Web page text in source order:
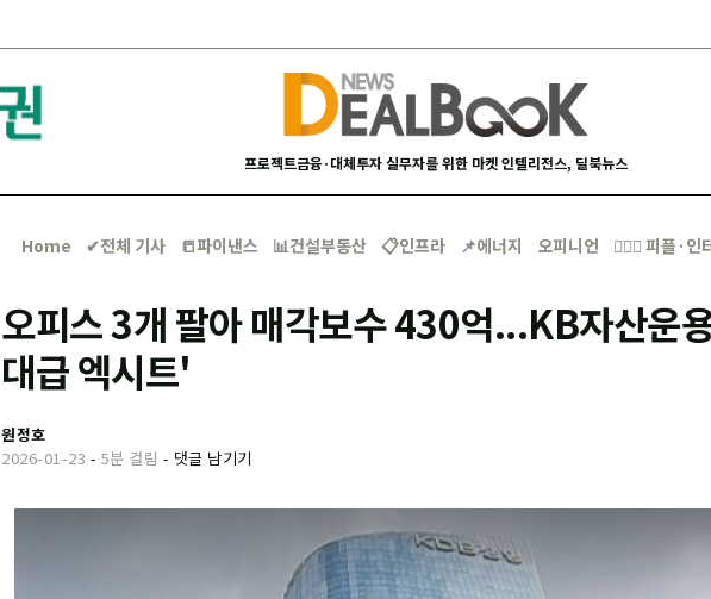
프로젝트금융·대체투자 실무자를 위한 마켓 인텔리전스, 딜북뉴스
Home ✔︎전체 기사 📒파이낸스 📊건설부동산 📋인프라 📌에너지 오피니언 🙋🏻‍♂️ 피플·인
오피스 3개 팔아 매각보수 430억...KB자산운
대급 엑시트'
원정호
2026-01-23 - 5분 걸림 - 댓글 남기기